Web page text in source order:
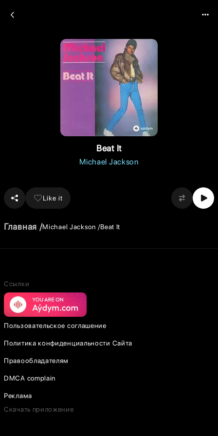
Beat It
Michael Jackson
Like it
Главная Michael Jackson Beat It
Ссылки
Пользовательское соглашение
Политика конфиденциальности Сайта
Правообладателям
DMCA complain
Реклама
Скачать приложение